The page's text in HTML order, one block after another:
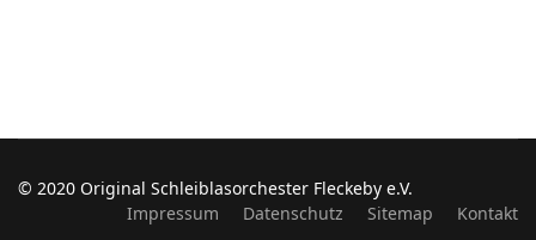
© 2020 Original Schleiblasorchester Fleckeby e.V.
Impressum
Datenschutz Sitemap Kontakt